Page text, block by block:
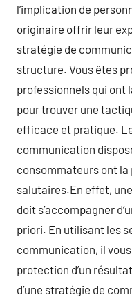
l’implication de
originaire offrir leur
stratégie de
structure. Vous êtes
professionnels qui ont
pour trouver une
efficace et pratique.
communication
consommateurs ont la
salutaires.En effet,
doit s’accompagner
priori. En utilisant les
communication, il vous
protection d’un
d’une stratégie de